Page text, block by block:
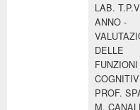
LAB.
ANNO -
DELLE
FUNZIONI
PROF.
M.